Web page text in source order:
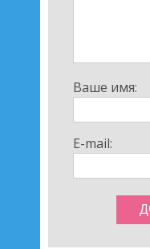
Ваше имя:
E-mail: